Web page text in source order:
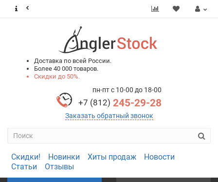
Доставка по всей России.
Более 40 000 товаров.
Скидки до 50%.
пн-пт с 10-00 до 18-00
+7 (812) 245-29-28
Заказать обратный звонок
Скидки! Новинки Хиты продаж
Новости
Статьи
Отзывы